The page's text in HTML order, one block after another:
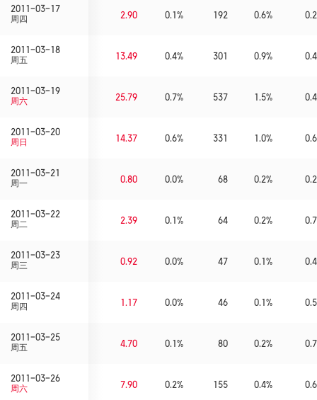
2011-03-17
周四
2.90 0.1% 192 0.6% 0.2
2011-03-18
周五
13.49 0.4% 301 0.9% 0.4
2011-03-19
周六
25.79 0.7% 537 1.5% 0.4
2011-03-20
周日
14.37 0.6% 331 1.0% 0.6
2011-03-21
周一
0.80 0.0% 68 0.2% 0.2
2011-03-22
周二
2.39 0.1% 64 0.2% 0.7
2011-03-23
周三
0.92 0.0% 47 0.1% 0.4
2011-03-24
周四
1.17 0.0% 46 0.1% 0.5
2011-03-25
周五
4.70 0.1% 80 0.2% 0.7
2011-03-26
周六
7.90 0.2% 155 0.4% 0.6